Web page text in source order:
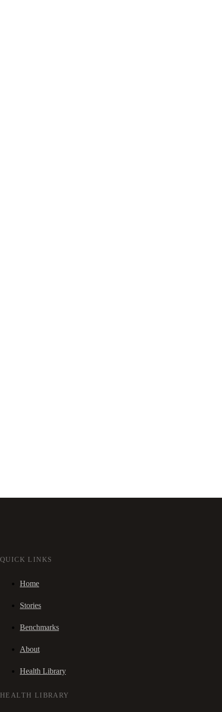
QUICK LINKS
Home
Stories
Benchmarks
About
Health Library
HEALTH LIBRARY